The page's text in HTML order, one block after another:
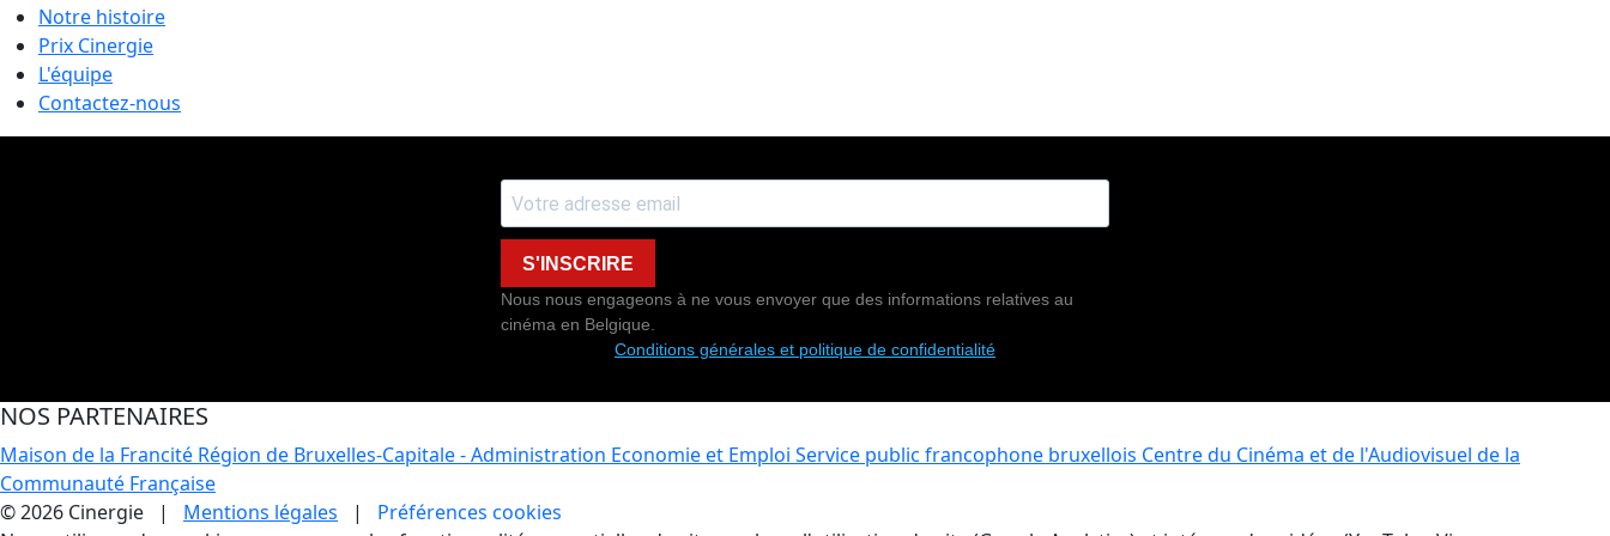
Notre histoire
Prix Cinergie
L'équipe
Contactez-nous
S'INSCRIRE
Nous nous engageons à ne vous envoyer que des informations relatives au
cinéma en Belgique.
Conditions générales et politique de confidentialité
NOS PARTENAIRES
Maison de la Francité Région de Bruxelles-Capitale - Administration Economie et Emploi Service public francophone bruxellois Centre du Cinéma et de l'Audiovisuel de la
Communauté Française
© 2026 Cinergie | Mentions légales | Préférences cookies